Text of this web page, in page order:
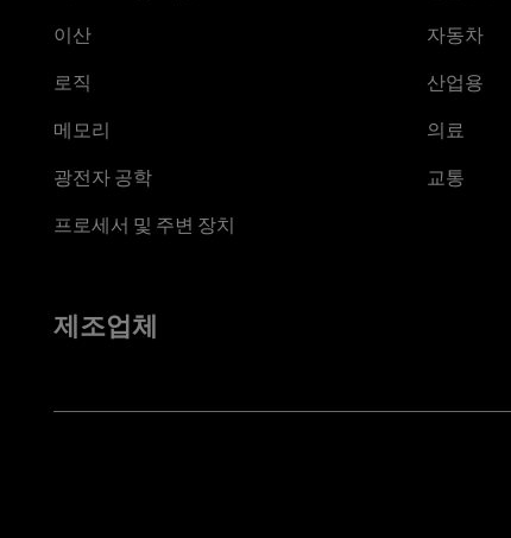
이산
로직
메모리
광전자 공학
프로세서 및 주변 장치
자동차
산업용
의료
교통
제조업체